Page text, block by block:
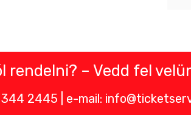
rendelni? – Vedd fel
2445 | e-mail: